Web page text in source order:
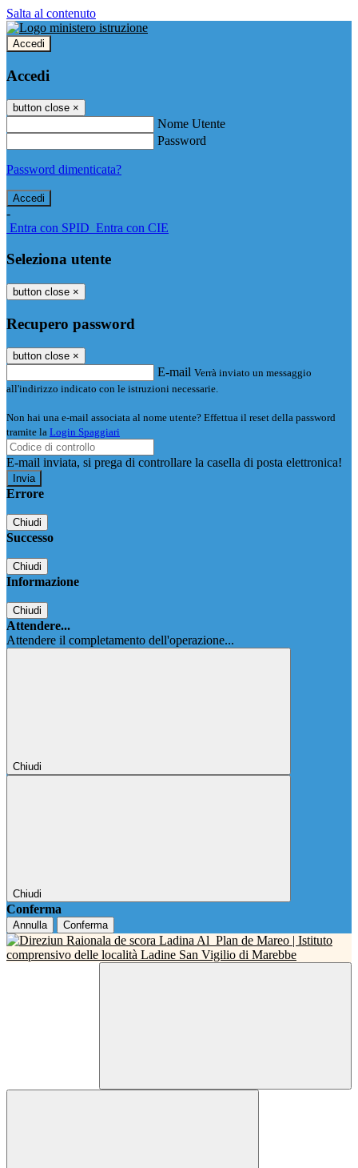
Salta al contenuto
Accedi
Accedi
button close ×
Nome Utente
Password
Password dimenticata?
-
Entra con SPID Entra con CIE
Seleziona utente
button close ×
Recupero password
button close ×
E-mail Verrà inviato un messaggio
all'indirizzo indicato con le istruzioni necessarie.
Non hai una e-mail associata al nome utente? Effettua il reset della password
tramite la Login Spaggiari
E-mail inviata, si prega di controllare la casella di posta elettronica!
Errore
Chiudi
Successo
Chiudi
Informazione
Chiudi
Attendere...
Attendere il completamento dell'operazione...
Chiudi
Chiudi
Conferma
Annulla Conferma